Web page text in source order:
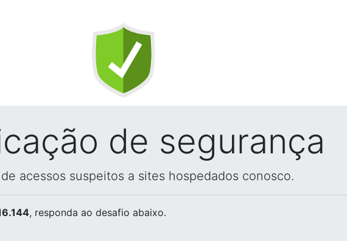
de segurança
acessos suspeitos a sites hospedados conosco.
, responda ao desafio abaixo.